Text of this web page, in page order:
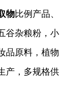
物比例产品、
谷杂粮粉，小
品原料，植物
产，多规格供